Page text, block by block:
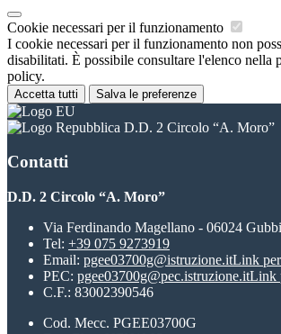
Cookie necessari per il funzionamento
I cookie necessari per il funzionamento non
disabilitati. È possibile consultare l'elenco nella
policy.
Accetta tutti Salva le preferenze
D.D. 2 Circolo “A. Moro”
Contatti
D.D. 2 Circolo “A. Moro”
Via Ferdinando Magellano - 06024
Tel: +39 075 9273919
Email: pgee03700g@istruzione.itLink
PEC: pgee03700g@pec.istruzione.itLink
C.F.: 83002390546
Cod. Mecc. PGEE03700G